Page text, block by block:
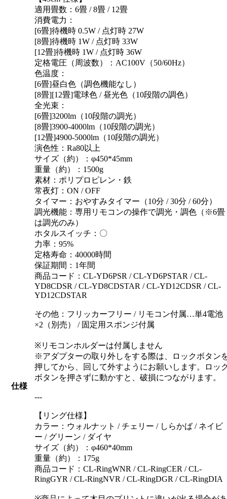
仕様
適用畳数：6畳 / 8畳 / 12畳
消費電力：
[6畳]待機時 0.5W / 点灯時 27W
[8畳]待機時 1W / 点灯時 33W
[12畳]待機時 1W / 点灯時 36W
定格電圧（周波数）：AC100V（50/60Hz）
色温度：
[6畳]昼白色（調色機能なし）
[8畳][12畳]電球色 / 昼光色（10段階の調色）
全光束：
[6畳]3200lm（10段階の調光）
[8畳]3900-4000lm（10段階の調光）
[12畳]4900-5000lm（10段階の調光）
演色性：Ra80以上
サイズ（約）：φ450*45mm
重量（約）：1500g
素材：ポリプロピレン・鉄
常夜灯：ON / OFF
タイマー：おやすみタイマー（10分 / 30分 / 60分）
調光機能：専用リモコンの操作で調光・調色（※6畳
は調光のみ）
ホタルスイッチ：〇
力率：95%
定格寿命：40000時間
保証期間：1年間
商品コード：CL-YD6PSR / CL-YD6PSTAR / CL-
YD8CDSR / CL-YD8CDSTAR / CL-YD12CDSR / CL-
YD12CDSTAR
その他：フリッカーフリー / リモコン付属…単4電池
×2（別売） / 固定用スポンジ付属
※リモコンホルダーは付属しません
※アダプターの取り外しをする際は、ロックボタン
押してから、回して外すようにお願いします。ロッ
ボタンを押さずに動かすと、破損につながります。
---
【リング仕様】
カラー：ウォルナット / チェリー / しらかば / ネイビ
ー / グリーン / ダイヤ
サイズ（約）：φ460*40mm
重量（約）：175g
商品コード：CL-RingWNR / CL-RingCER / CL-
RingGYR / CL-RingNVR / CL-RingDGR / CL-RingDIA